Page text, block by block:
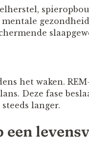
het waken.
Deze fase
langer.
een